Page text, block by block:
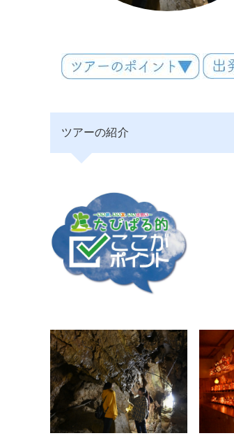
ツアーの紹介